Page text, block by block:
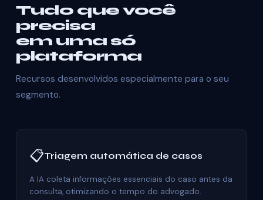
Tudo que você
precisa
em uma só
plataforma
Recursos desenvolvidos especialmente para o seu
segmento.
📋Triagem automática de casos
A IA coleta informações essenciais do caso antes da
consulta, otimizando o tempo do advogado.